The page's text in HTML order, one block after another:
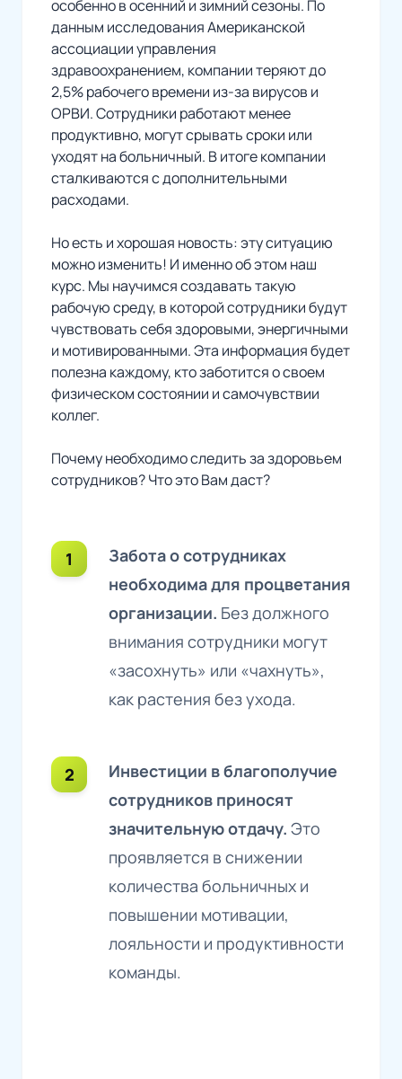
особенно в осенний и зимний сезоны. По
данным исследования Американской
ассоциации управления
здравоохранением, компании теряют до
2,5% рабочего времени из-за вирусов и
ОРВИ. Сотрудники работают менее
продуктивно, могут срывать сроки или
уходят на больничный. В итоге компании
сталкиваются с дополнительными
расходами.
Но есть и хорошая новость: эту ситуацию
можно изменить! И именно об этом наш
курс. Мы научимся создавать такую
рабочую среду, в которой сотрудники будут
чувствовать себя здоровыми, энергичными
и мотивированными. Эта информация будет
полезна каждому, кто заботится о своем
физическом состоянии и самочувствии
коллег.
Почему необходимо следить за здоровьем
сотрудников? Что это Вам даст?
Забота о сотрудниках
необходима для процветания
организации. Без должного
внимания сотрудники могут
«засохнуть» или «чахнуть»,
как растения без ухода.
Инвестиции в благополучие
сотрудников приносят
значительную отдачу. Это
проявляется в снижении
количества больничных и
повышении мотивации,
лояльности и продуктивности
команды.